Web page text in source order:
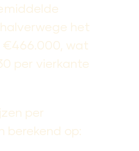
het
€466.000, wat
per vierkante
per
berekend op: